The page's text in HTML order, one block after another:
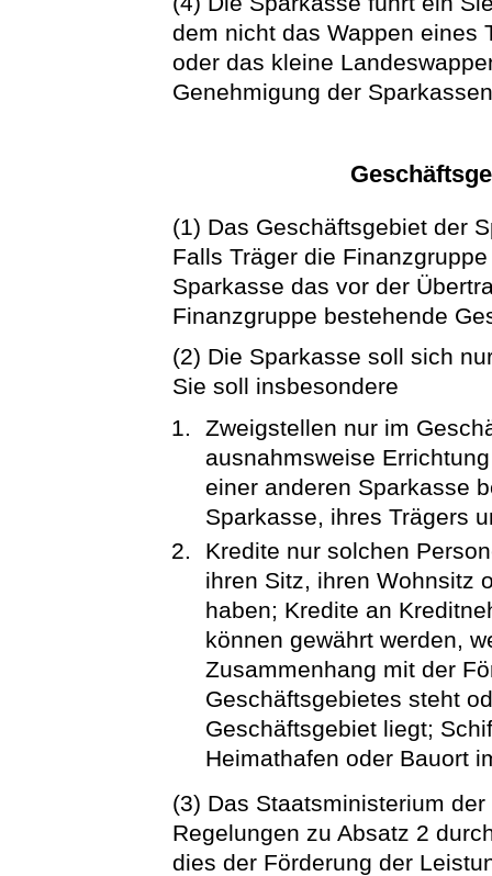
dem nicht das Wappen eines
oder das kleine
Genehmigung der
(1) Das Geschäftsgebiet der
Falls Träger die
Sparkasse das vor der
Finanzgruppe bestehende
(2) Die Sparkasse soll sich
Sie soll insbesondere
Zweigstellen nur im
ausnahmsweise
einer anderen Sparkasse
Sparkasse, ihres Trägers
Kredite nur solchen
ihren Sitz, ihren Wohnsitz
haben; Kredite an
können gewährt werden,
Zusammenhang mit der
Geschäftsgebietes steht
Geschäftsgebiet liegt;
Heimathafen oder Bauort
(3) Das Staatsministerium
Regelungen zu Absatz 2
dies der Förderung der